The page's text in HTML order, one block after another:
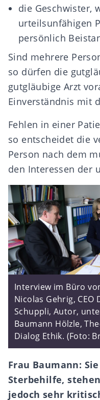
die Geschwister,
urteilsunfähigen
persönlich
Sind mehrere
so dürfen die
gutgläubige Arzt
Einverständnis mit
Fehlen in einer
so entscheidet die
Person nach dem
den Interessen der
Interview im Büro
Nicolas Gehrig,
Schuppli, Autor,
Baumann Hölzle,
Dialog Ethik. (Foto:
Frau Baumann:
Sterbehilfe,
jedoch sehr